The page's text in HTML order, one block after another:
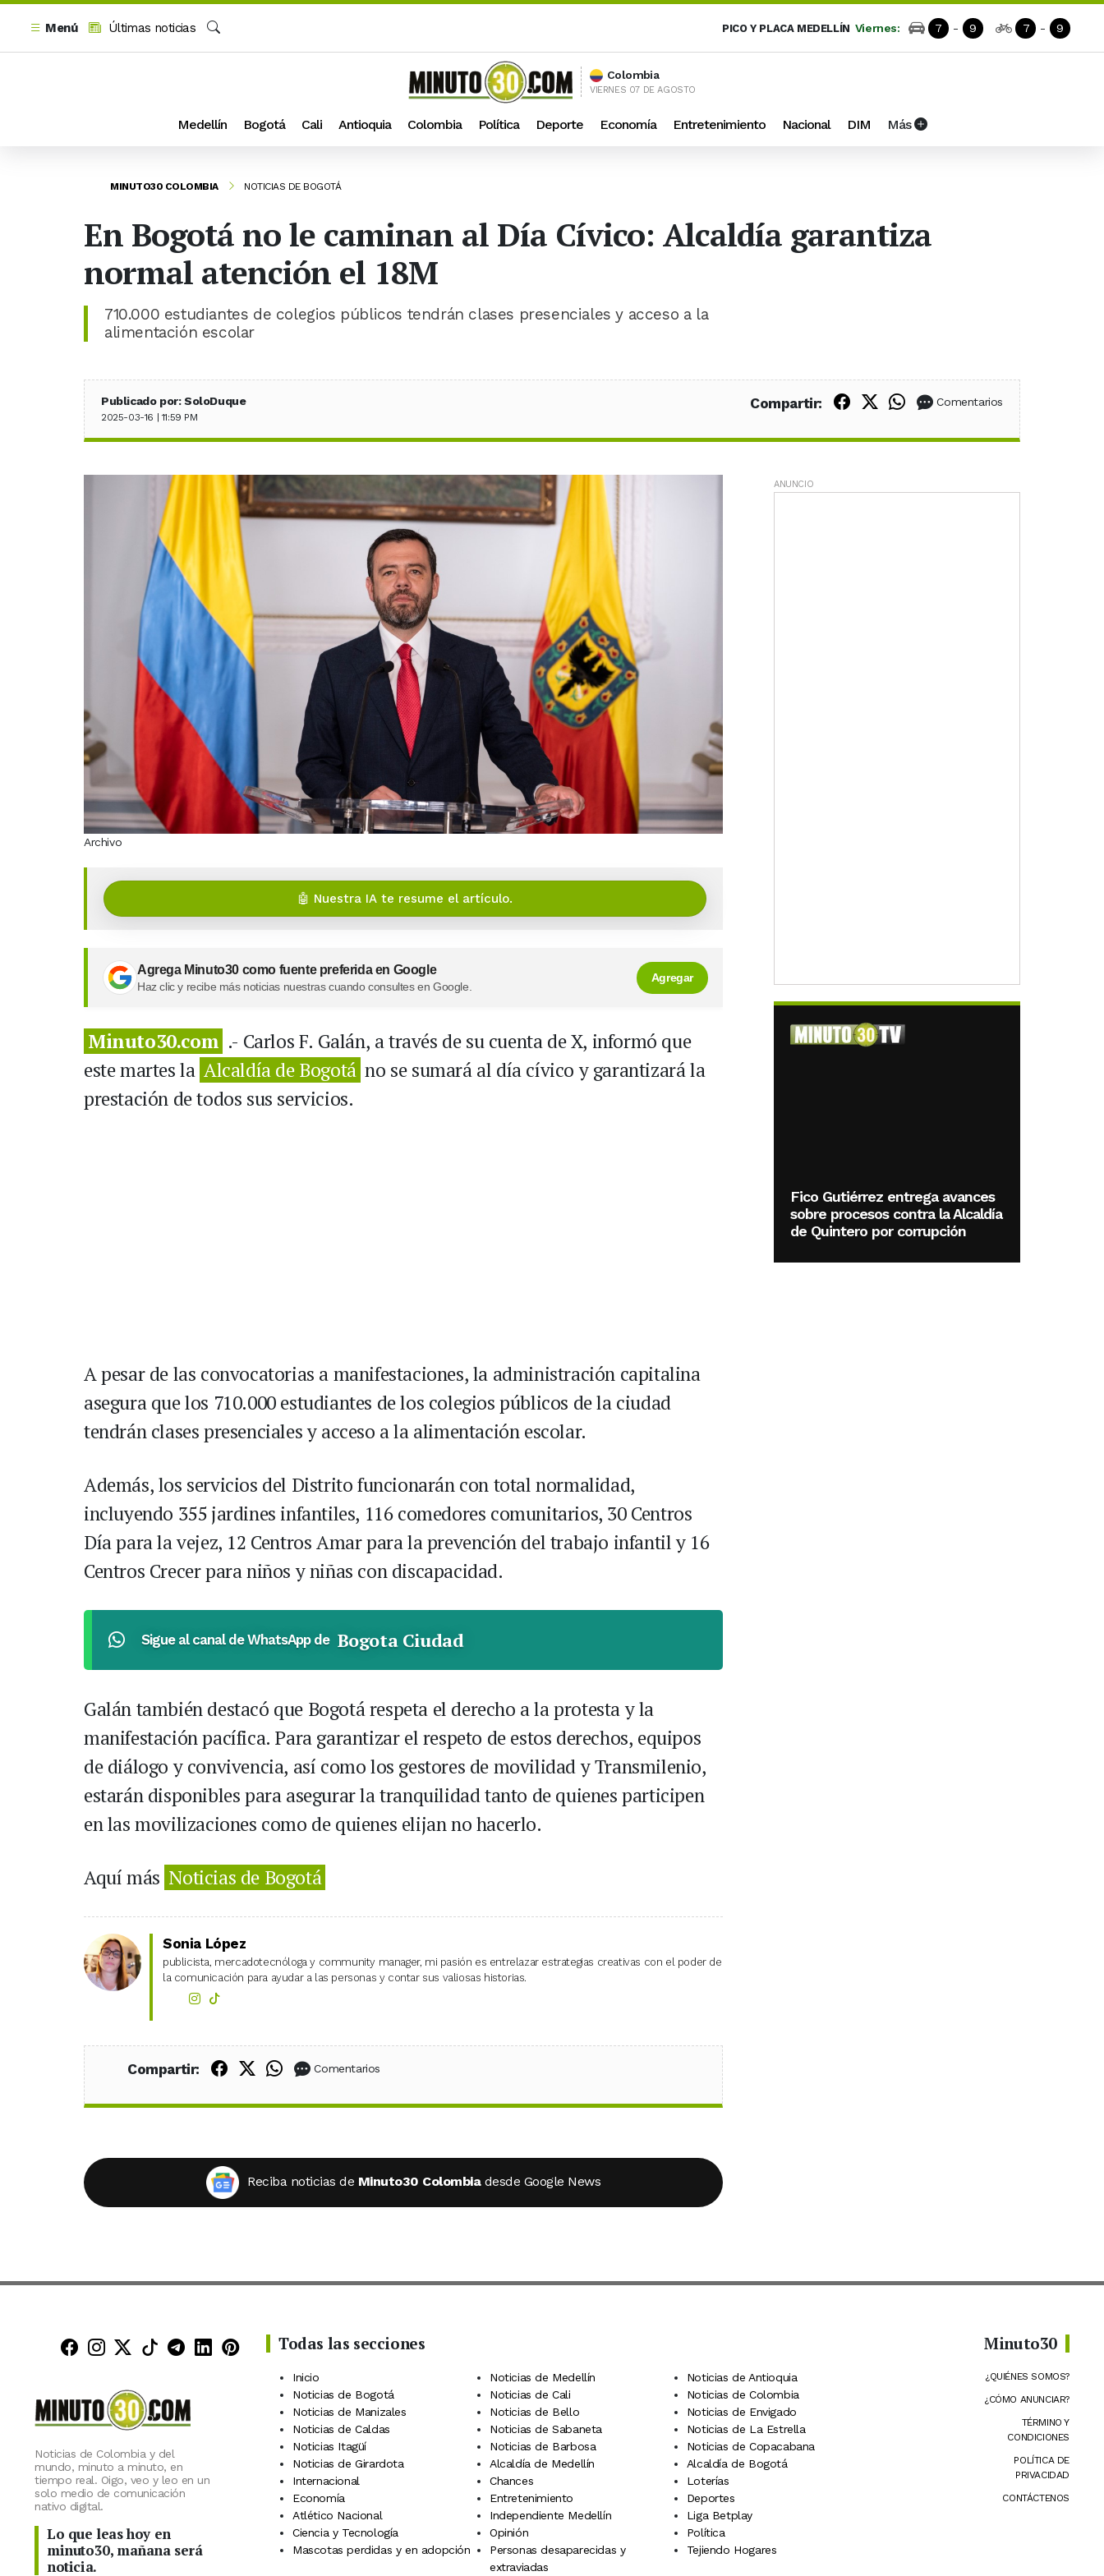
Menú
Últimas noticias
PICO Y PLACA MEDELLÍN Viernes: 7 - 9 7 - 9
Colombia
VIERNES 07 DE AGOSTO
Medellín Bogotá Cali Antioquia Colombia Política Deporte Economía Entretenimiento Nacional DIM Más
MINUTO30 COLOMBIA NOTICIAS DE BOGOTÁ
En Bogotá no le caminan al Día Cívico: Alcaldía garantiza
normal atención el 18M
710.000 estudiantes de colegios públicos tendrán clases presenciales y acceso a la
alimentación escolar
Publicado por: SoloDuque
2025-03-16 | 11:59 PM
Compartir: Compartir en Facebook
Compartir en X (Twitter)
Compartir en WhatsApp
Comentarios
Archivo
🤖 Nuestra IA te resume el artículo.
Agrega Minuto30 como fuente preferida en Google
Haz clic y recibe más noticias nuestras cuando consultes en Google.
Agregar
Minuto30.com .- Carlos F. Galán, a través de su cuenta de X, informó que
este martes la Alcaldía de Bogotá no se sumará al día cívico y garantizará la
prestación de todos sus servicios.
A pesar de las convocatorias a manifestaciones, la administración capitalina
asegura que los 710.000 estudiantes de los colegios públicos de la ciudad
tendrán clases presenciales y acceso a la alimentación escolar.
Además, los servicios del Distrito funcionarán con total normalidad,
incluyendo 355 jardines infantiles, 116 comedores comunitarios, 30 Centros
Día para la vejez, 12 Centros Amar para la prevención del trabajo infantil y 16
Centros Crecer para niños y niñas con discapacidad.
Sigue al canal de WhatsApp de Bogota Ciudad
Galán también destacó que Bogotá respeta el derecho a la protesta y la
manifestación pacífica. Para garantizar el respeto de estos derechos, equipos
de diálogo y convivencia, así como los gestores de movilidad y Transmilenio,
estarán disponibles para asegurar la tranquilidad tanto de quienes participen
en las movilizaciones como de quienes elijan no hacerlo.
Aquí más Noticias de Bogotá
Sonia López
publicista, mercadotecnóloga y community manager, mi pasión es entrelazar estrategias creativas con el poder de
la comunicación para ayudar a las personas y contar sus valiosas historias.
Compartir: Compartir en Facebook
Compartir en X (Twitter)
Compartir en WhatsApp
Comentarios
Reciba noticias de Minuto30 Colombia desde Google News
ANUNCIO
Fico Gutiérrez entrega avances
sobre procesos contra la Alcaldía
de Quintero por corrupción
Minuto30 en Facebook
Minuto30 en Instagram
Minuto30 en X (Twitter)
Minuto30 en TikTok
Canal de Minuto30 en Telegram
Minuto30 en LinkedIn
Minuto30 en Pinterest
Noticias de Colombia y del
mundo, minuto a minuto, en
tiempo real. Oigo, veo y leo en un
solo medio de comunicación
nativo digital.
Lo que leas hoy en
minuto30, mañana será
noticia.
Todas las secciones
Inicio Noticias de Medellín
Noticias de Antioquia
Noticias de Bogotá
Noticias de Cali
Noticias de Colombia
Noticias de Manizales
Noticias de Bello
Noticias de Envigado
Noticias de Caldas
Noticias de Sabaneta
Noticias de La Estrella
Noticias Itagüí
Noticias de Barbosa
Noticias de Copacabana
Noticias de Girardota
Alcaldía de Medellín
Alcaldía de Bogotá
Internacional
Chances
Loterías
Economía
Entretenimiento
Deportes
Atlético Nacional
Independiente Medellín
Liga Betplay
Ciencia y Tecnología
Opinión
Política
Mascotas perdidas y en adopción
Personas desaparecidas y
extraviadas
Tejiendo Hogares
Minuto30
¿QUIÉNES SOMOS?
¿CÓMO ANUNCIAR?
TÉRMINO Y
CONDICIONES
POLÍTICA DE
PRIVACIDAD
CONTÁCTENOS